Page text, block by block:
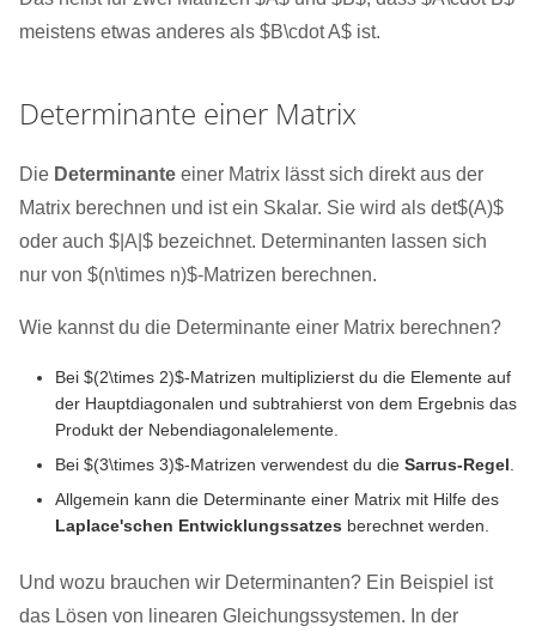
meistens etwas anderes als $B\cdot A$ ist.
Determinante einer Matrix
Die Determinante einer Matrix lässt sich direkt aus der
Matrix berechnen und ist ein Skalar. Sie wird als det$(A)$
oder auch $|A|$ bezeichnet. Determinanten lassen sich
nur von $(n\times n)$-Matrizen berechnen.
Wie kannst du die Determinante einer Matrix berechnen?
Bei $(2\times 2)$-Matrizen multiplizierst du die Elemente auf
der Hauptdiagonalen und subtrahierst von dem Ergebnis das
Produkt der Nebendiagonalelemente.
Bei $(3\times 3)$-Matrizen verwendest du die Sarrus-Regel.
Allgemein kann die Determinante einer Matrix mit Hilfe des
Laplace'schen Entwicklungssatzes berechnet werden.
Und wozu brauchen wir Determinanten? Ein Beispiel ist
das Lösen von linearen Gleichungssystemen. In der